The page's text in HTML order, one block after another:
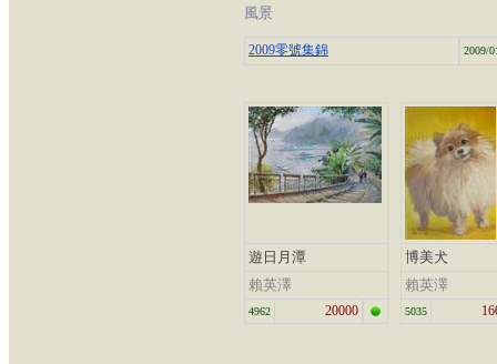
風景
2009零號集錦 2009/
遊日月潭
賴英澤
4962 20000
博美犬
賴英澤
5035